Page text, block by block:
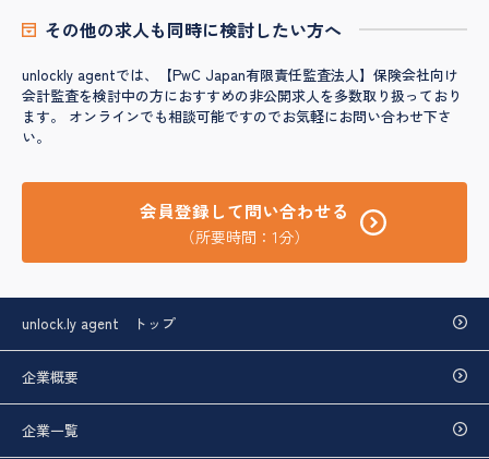
その他の求人も同時に検討したい方へ
unlockly agentでは、【PwC Japan有限責任監査法人】保険会社向け
会計監査を検討中の方におすすめの非公開求人を多数取り扱っており
ます。 オンラインでも相談可能ですのでお気軽にお問い合わせ下さ
い。
会員登録して問い合わせる
（所要時間：1分）
unlock.ly agent トップ
企業概要
企業一覧